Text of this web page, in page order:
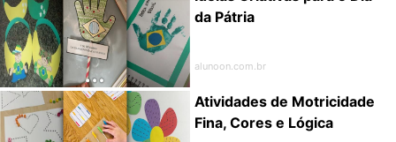
da Pátria
alunoon.com.br
Atividades de Motricidade
Fina, Cores e Lógica